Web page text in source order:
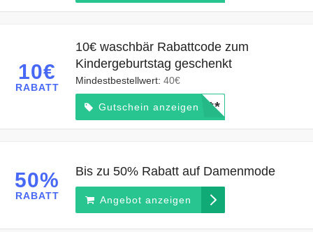
10€
RABATT
10€ waschbär Rabattcode zum
Kindergeburtstag geschenkt
Mindestbestellwert: 40€
Gutschein anzeigen*****
50%
RABATT
Bis zu 50% Rabatt auf Damenmode
Angebot anzeigen